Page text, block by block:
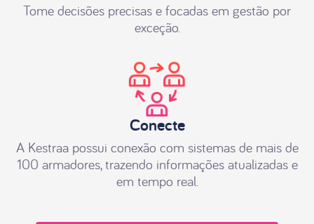
Tome decisões precisas e focadas em gestão por
exceção.
Conecte
A Kestraa possui conexão com sistemas de mais de
100 armadores, trazendo informações atualizadas e
em tempo real.